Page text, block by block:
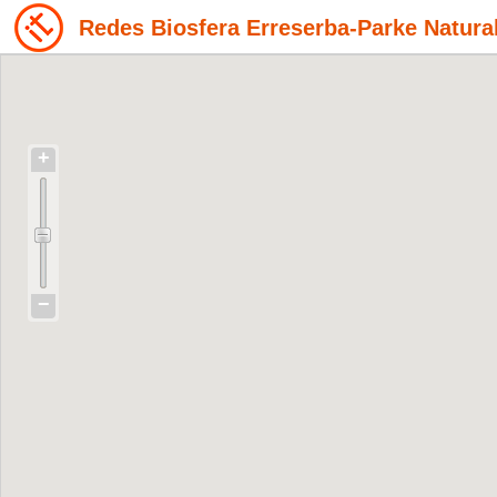
Redes Biosfera Erreserba-Parke
+
−